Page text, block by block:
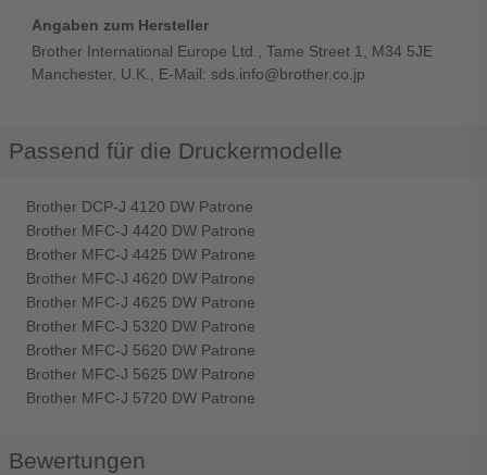
Angaben zum Hersteller
Brother International Europe Ltd., Tame Street 1, M34 5JE
Manchester, U.K., E-Mail: sds.info@brother.co.jp
Passend für die Druckermodelle
Brother DCP-J 4120 DW Patrone
Brother MFC-J 4420 DW Patrone
Brother MFC-J 4425 DW Patrone
Brother MFC-J 4620 DW Patrone
Brother MFC-J 4625 DW Patrone
Brother MFC-J 5320 DW Patrone
Brother MFC-J 5620 DW Patrone
Brother MFC-J 5625 DW Patrone
Brother MFC-J 5720 DW Patrone
Bewertungen